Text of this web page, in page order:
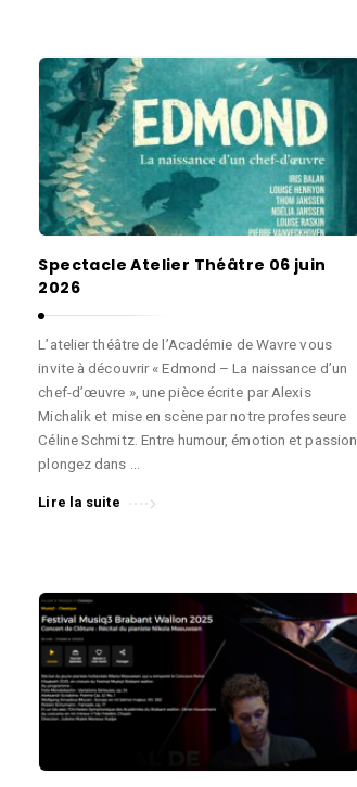
Spectacle Atelier Théâtre 06 juin
2026
L’atelier théâtre de l’Académie de Wavre vous
invite à découvrir « Edmond – La naissance d’un
chef-d’œuvre », une pièce écrite par Alexis
Michalik et mise en scène par notre professeure
Céline Schmitz. Entre humour, émotion et passion,
plongez dans …
Lire la suite